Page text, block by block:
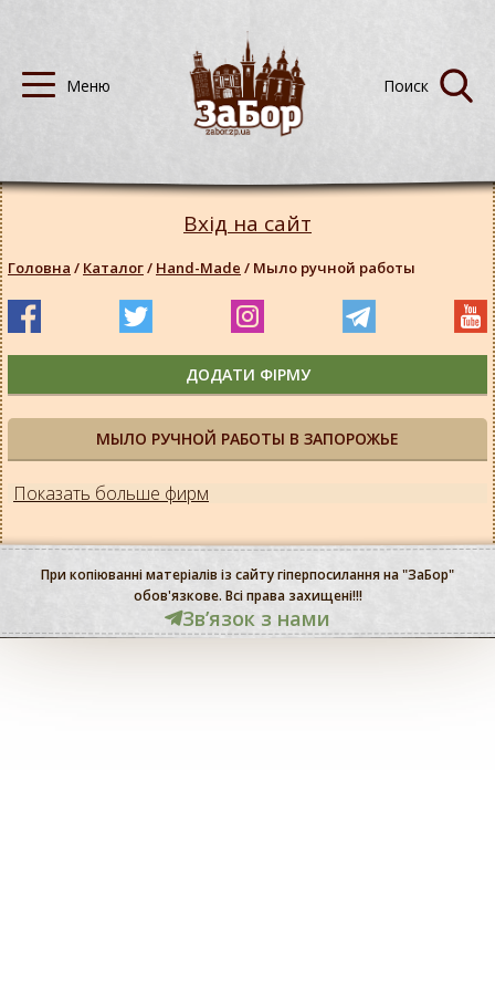
МЫЛО РУЧНОЙ РАБОТЫ В ЗАПОРОЖЬЕ
Показать больше фирм
Вхід на сайт
Головна / Каталог/ Hand-Made / Мыло ручной работы
ДОДАТИ ФІРМУ
При копіюванні матеріалів із сайту гіперпосилання на "ЗаБор"
обов'язкове. Всі права захищені!!!
Звʼязок з нами